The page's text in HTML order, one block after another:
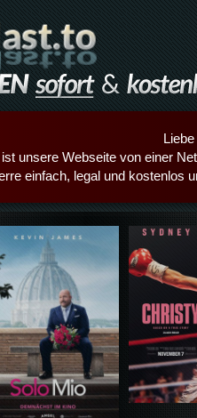
unsere Webseite von einer
einfach, legal und kostenlos
Details,Play